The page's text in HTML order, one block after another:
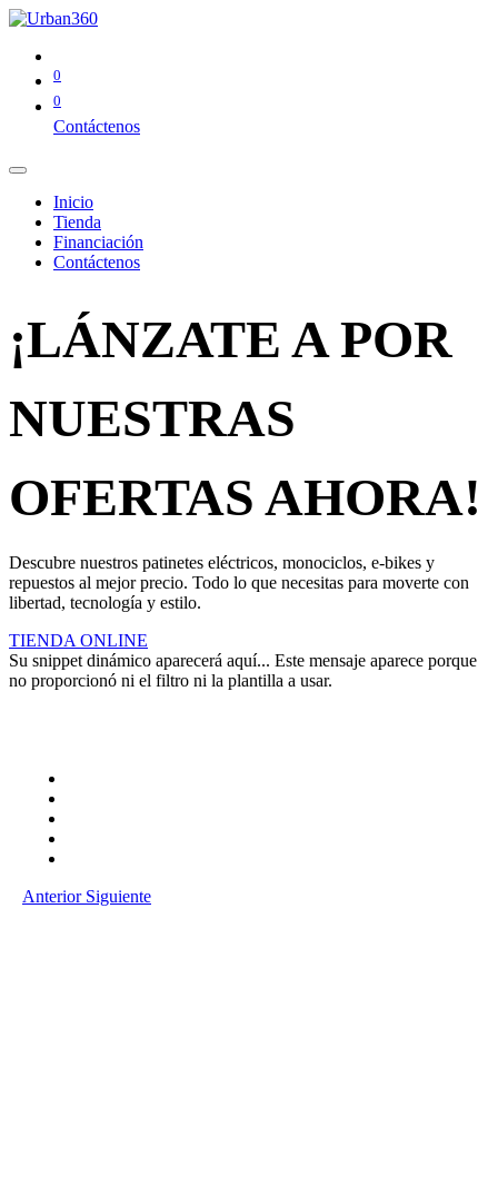
0
0
Contáctenos
Inicio
Tienda
Financiación
Contáctenos
¡LÁNZATE A POR
NUESTRAS
OFERTAS AHORA!
Descubre nuestros patinetes eléctricos, monociclos, e-bikes y
repuestos al mejor precio. Todo lo que necesitas para moverte con
libertad, tecnología y estilo.
TIENDA ONLINE
Su snippet dinámico aparecerá aquí... Este mensaje aparece porque
no proporcionó ni el filtro ni la plantilla a usar.
Anterior Siguiente